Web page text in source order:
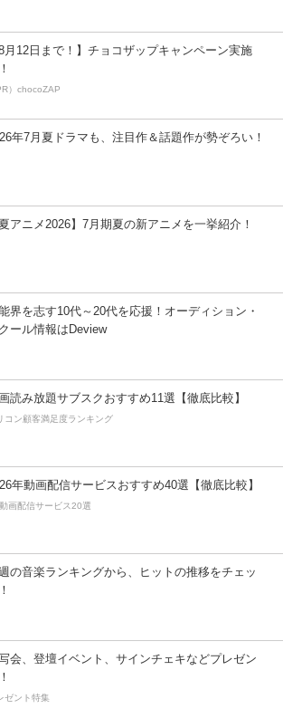
8月12日まで！】チョコザップキャンペーン実施
）chocoZAP
年7月夏ドラマも、注目作＆話題作が勢ぞろい！
夏アニメ2026】7月期夏の新アニメを一挙紹介！
界を志す10代～20代を応援！オーディション・
ール情報はDeview
読み放題サブスクおすすめ11選【徹底比較】
コン顧客満足度ランキング
年動画配信サービスおすすめ40選【徹底比較】
画配信サービス20選
の音楽ランキングから、ヒットの推移をチェッ
会、登壇イベント、サインチェキなどプレゼン
ゼント特集